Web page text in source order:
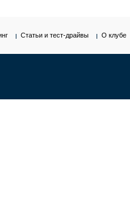
Статьи и тест-драйвы О клубе